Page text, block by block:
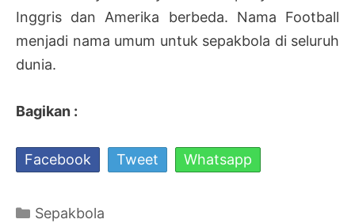
Inggris dan Amerika berbeda. Nama Football
menjadi nama umum untuk sepakbola di seluruh
dunia.
Bagikan :
Facebook Tweet Whatsapp
Kategori
Sepakbola